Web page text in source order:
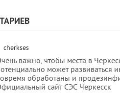
cherkses
важно, чтобы места в
может развиваться
обработаны и
сайт СЭС Черкесск